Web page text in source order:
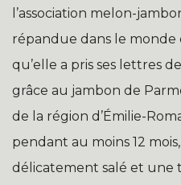
l’association melon-
répandue dans le monde
qu’elle a pris ses lettres
grâce au jambon de
de la région d’Émilie-
pendant au moins 12
délicatement salé et une